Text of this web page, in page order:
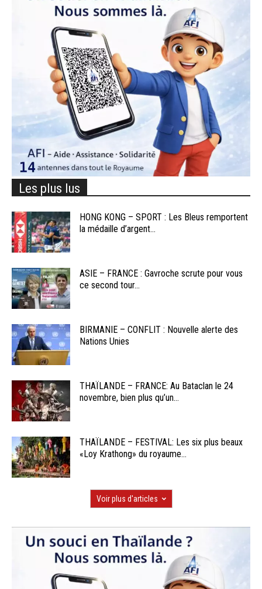
Les plus lus
HONG KONG – SPORT : Les Bleus remportent
la médaille d’argent...
ASIE – FRANCE : Gavroche scrute pour vous
ce second tour...
BIRMANIE – CONFLIT : Nouvelle alerte des
Nations Unies
THAÏLANDE – FRANCE: Au Bataclan le 24
novembre, bien plus qu’un...
THAÏLANDE – FESTIVAL: Les six plus beaux
«Loy Krathong» du royaume...
Voir plus d'articles